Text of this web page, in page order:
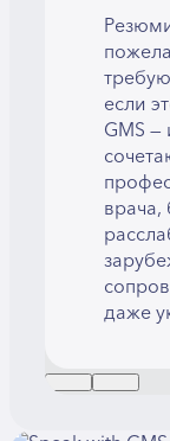
если
GMS
даже